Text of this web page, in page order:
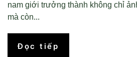
nam giới trưởng thành không chỉ
mà còn...
Đọc tiếp